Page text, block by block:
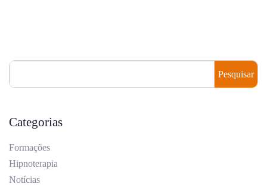
Pesquisar
Categorias
Formações
Hipnoterapia
Notícias